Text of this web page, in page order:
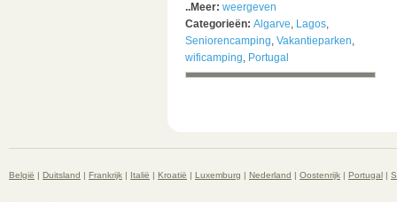
..Meer: weergeven
Categorieën: Algarve, Lagos,
Seniorencamping, Vakantieparken,
wificamping, Portugal
België | Duitsland | Frankrijk | Italië | Kroatië | Luxemburg | Nederland | Oostenrijk | Portugal |